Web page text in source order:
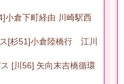
小倉下町経由 川崎駅西
[杉51]小倉陸橋行 江川
[川56] 矢向末吉橋循環